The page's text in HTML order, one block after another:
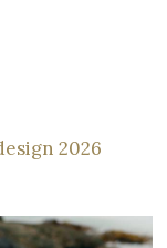
2026​